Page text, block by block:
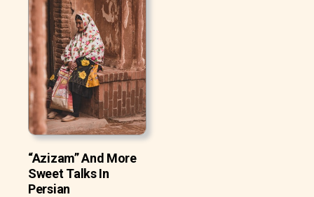
“Azizam” And More
Sweet Talks In
Persian